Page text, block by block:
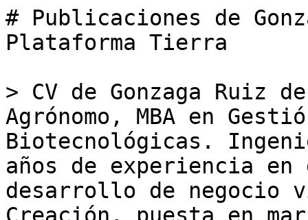
# Publicaciones de
Plataforma Tierra
> CV de Gonzaga Ruiz
Agrónomo, MBA en
Biotecnológicas.
años de experiencia
desarrollo de negocio